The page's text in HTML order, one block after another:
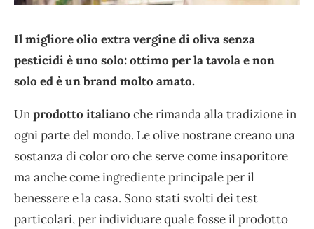
Il migliore olio extra vergine di oliva senza
pesticidi è uno solo: ottimo per la tavola e non
solo ed è un brand molto amato.
Unprodotto italiano che rimanda alla tradizione in
ogni parte del mondo. Le olive nostrane creano una
sostanza di color oro che serve come insaporitore
ma anche come ingrediente principale per il
benessere e la casa. Sono stati svolti dei test
particolari, per individuare quale fosse il prodotto